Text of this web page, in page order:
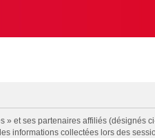
et ses partenaires affiliés (désignés
informations collectées lors des